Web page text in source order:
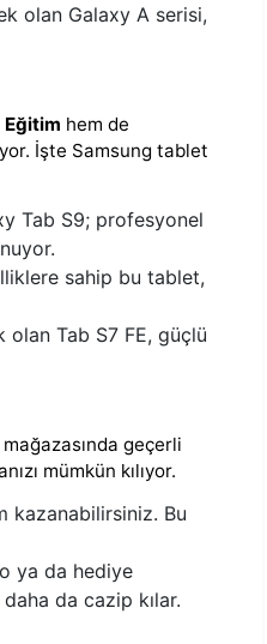
olan Galaxy A serisi,
Eğitim hem de
İşte Samsung tablet
Tab S9; profesyonel
sahip bu tablet,
Tab S7 FE, güçlü
geçerli
mümkün kılıyor.
kazanabilirsiniz. Bu
ya da hediye
da cazip kılar.